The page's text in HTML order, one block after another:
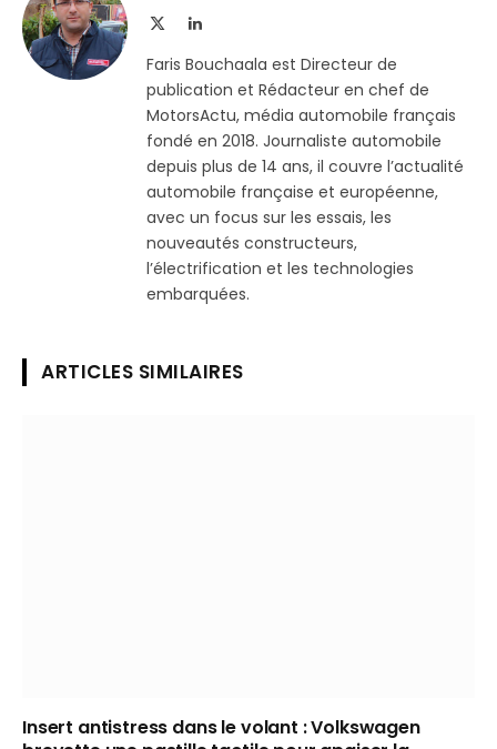
LinkedIn
Faris Bouchaala est Directeur de
publication et Rédacteur en chef de
MotorsActu, média automobile français
fondé en 2018. Journaliste automobile
depuis plus de 14 ans, il couvre l’actualité
automobile française et européenne,
avec un focus sur les essais, les
nouveautés constructeurs,
l’électrification et les technologies
embarquées.
ARTICLES SIMILAIRES
Insert antistress dans le volant : Volkswagen